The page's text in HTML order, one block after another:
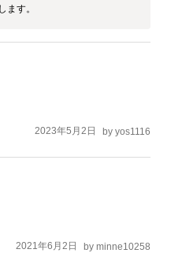
ます。
2023年5月2日 by yos1116
2021年6月2日 by minne10258